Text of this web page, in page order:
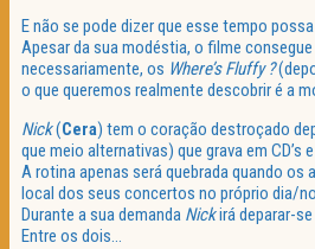
E não se pode dizer que esse tempo
Apesar da sua modéstia, o filme
necessariamente, os Where’s Fluffy ?
o que queremos realmente descobrir é a
Nick(Cera) tem o coração destroçado
que meio alternativas) que grava em CD’s
A rotina apenas será quebrada quando os
local dos seus concertos no próprio dia/
Durante a sua demanda Nickirá deparar-
Entre os dois…